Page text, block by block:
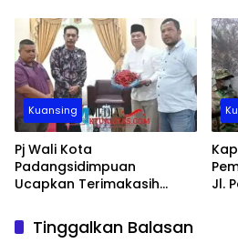
Pembangunan Tugu Desa
Padang Tanggung
Kuansing
Pj Wali Kota
Padangsidimpuan
Ucapkan Terimakasih
Bantuan Tanaman Pangan
Hortikultura
Jl.
Tinggalkan Balasan